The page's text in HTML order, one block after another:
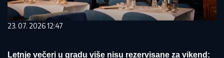
23. 07. 2026 12:47
Letnje večeri u gradu više nisu rezervisane za vikend: